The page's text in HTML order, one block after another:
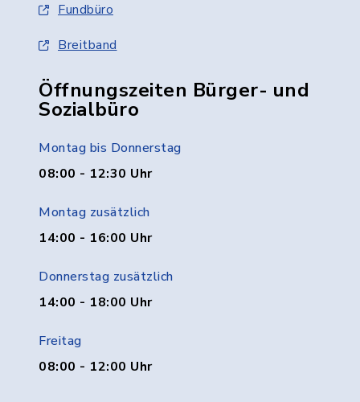
Fundbüro
Breitband
Öffnungszeiten Bürger- und
Sozialbüro
Montag bis Donnerstag
08:00 - 12:30 Uhr
Montag zusätzlich
14:00 - 16:00 Uhr
Donnerstag zusätzlich
14:00 - 18:00 Uhr
Freitag
08:00 - 12:00 Uhr